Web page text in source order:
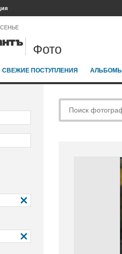
Фото
СВЕЖИЕ ПОСТУПЛЕНИЯ АЛЬБОМЫ